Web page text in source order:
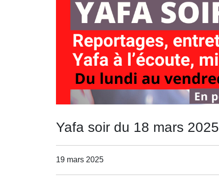
Yafa soir du 18 mars 2025
19 mars 2025